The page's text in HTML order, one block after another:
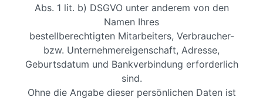
Abs. 1 lit. b) DSGVO unter anderem von den
Namen Ihres
bestellberechtigten Mitarbeiters, Verbraucher-
bzw. Unternehmereigenschaft, Adresse,
Geburtsdatum und Bankverbindung erforderlich
sind.
Ohne die Angabe dieser persönlichen Daten ist